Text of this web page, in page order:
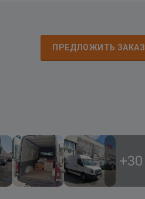
ПРЕДЛОЖИТЬ ЗАКАЗ
+30